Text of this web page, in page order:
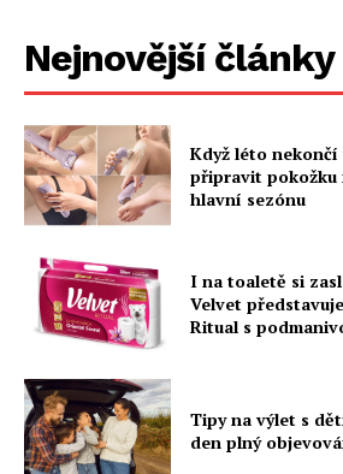
Nejnovější články
Když léto nekončí
připravit pokožku
hlavní sezónu
I na toaletě si
Velvet
Ritual s
Tipy na výlet s
den plný